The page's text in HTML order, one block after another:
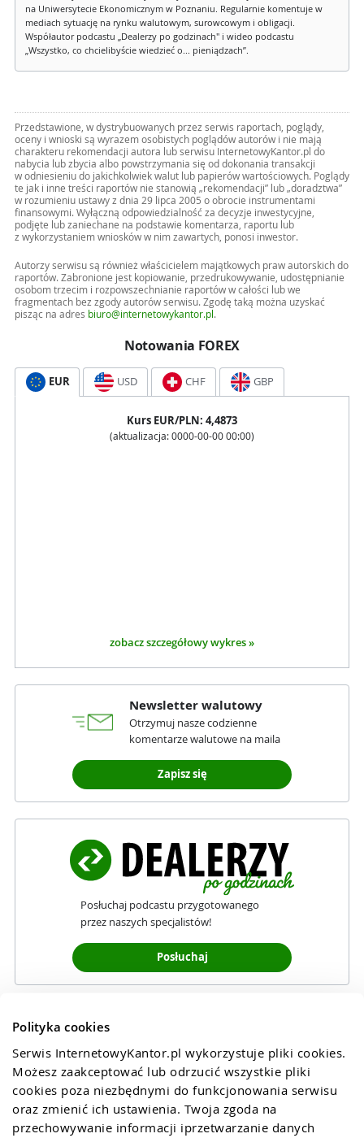
Polityka cookies
Serwis InternetowyKantor.pl wykorzystuje pliki cookies.
Możesz zaakceptować lub odrzucić wszystkie pliki
cookies poza niezbędnymi do funkcjonowania serwisu
oraz zmienić ich ustawienia. Twoja zgoda na
przechowywanie informacji iprzetwarzanie danych
na Uniwersytecie Ekonomicznym w Poznaniu. Regularnie komentuje w
mediach sytuację na rynku walutowym, surowcowym i obligacji.
Współautor podcastu „Dealerzy po godzinach" i wideo podcastu
„Wszystko, co chcielibyście wiedzieć o... pieniądzach”.
Przedstawione, w dystrybuowanych przez serwis raportach, poglądy,
oceny i wnioski są wyrazem osobistych poglądów autorów i nie mają
charakteru rekomendacji autora lub serwisu InternetowyKantor.pl do
nabycia lub zbycia albo powstrzymania się od dokonania transakcji
w odniesieniu do jakichkolwiek walut lub papierów wartościowych. Poglądy
te jak i inne treści raportów nie stanowią „rekomendacji” lub „doradztwa”
w rozumieniu ustawy z dnia 29 lipca 2005 o obrocie instrumentami
finansowymi. Wyłączną odpowiedzialność za decyzje inwestycyjne,
podjęte lub zaniechane na podstawie komentarza, raportu lub
z wykorzystaniem wniosków w nim zawartych, ponosi inwestor.
Autorzy serwisu są również właścicielem majątkowych praw autorskich do
raportów. Zabronione jest kopiowanie, przedrukowywanie, udostępnianie
osobom trzecim i rozpowszechnianie raportów w całości lub we
fragmentach bez zgody autorów serwisu. Zgodę taką można uzyskać
pisząc na adres biuro@internetowykantor.pl .
Notowania FOREX
EUR USD CHF GBP
Kurs EUR/PLN: 4,4873
(aktualizacja: 0000-00-00 00:00)
zobacz szczegółowy wykres »
Newsletter walutowy
Otrzymuj nasze codzienne
komentarze walutowe na maila
Zapisz się
Posłuchaj podcastu przygotowanego
przez naszych specjalistów!
Posłuchaj